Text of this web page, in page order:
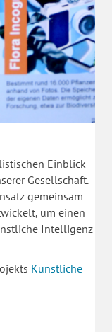
Einblick
Gesellschaft.
gemeinsam
um einen
Intelligenz
Künstliche